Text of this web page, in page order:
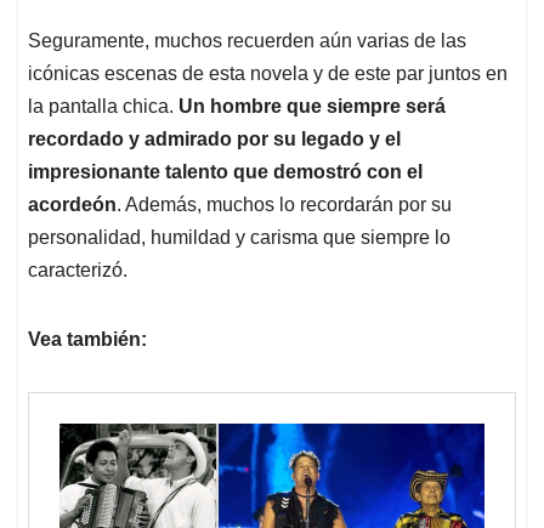
Seguramente, muchos recuerden aún varias de las
icónicas escenas de esta novela y de este par juntos en
la pantalla chica. Un hombre que siempre será
recordado y admirado por su legado y el
impresionante talento que demostró con el
acordeón. Además, muchos lo recordarán por su
personalidad, humildad y carisma que siempre lo
caracterizó.
Vea también: